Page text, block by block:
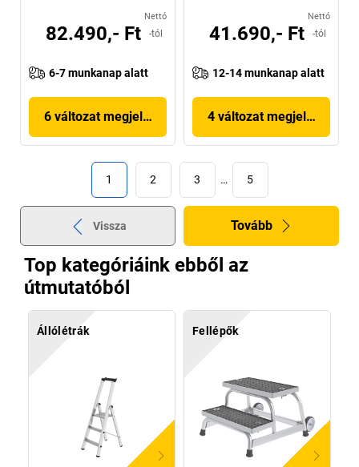
Nettó
82.490,- Ft -tól
6-7 munkanap alatt
6 változat megjelenítése
Nettó
41.690,- Ft -tól
12-14 munkanap alatt
4 változat megjelenítése
1 2 3 … 5
Vissza Tovább
Top kategóriáink ebből az
útmutatóból
Állólétrák Fellépők